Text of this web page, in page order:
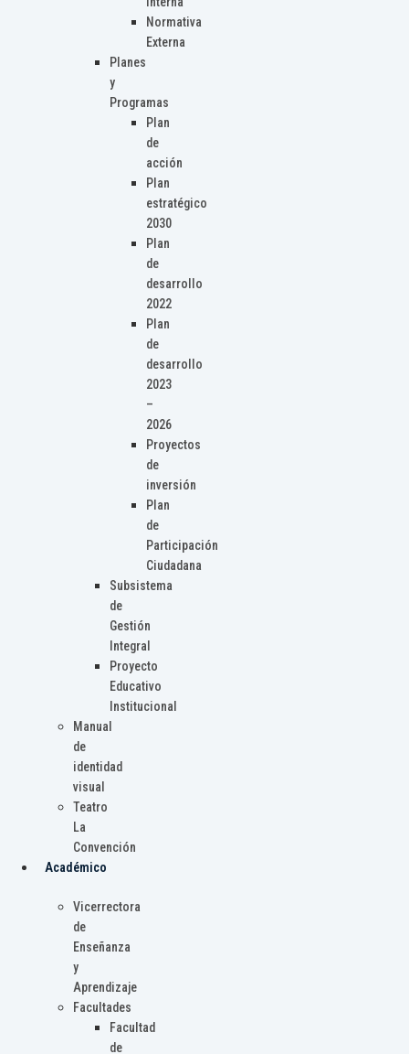
Normativa
Externa
Planes
y
Programas
Plan
de
acción
Plan
estratégico
2030
Plan
de
desarrollo
2022
Plan
de
desarrollo
2023
–
2026
Proyectos
de
inversión
Plan
de
Participación
Ciudadana
Subsistema
de
Gestión
Integral
Proyecto
Educativo
Institucional
Manual
de
identidad
visual
Teatro
La
Convención
Académico
Vicerrectora
de
Enseñanza
y
Aprendizaje
Facultades
Facultad
de